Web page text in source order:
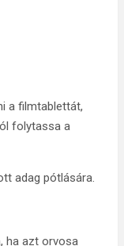
a filmtablettát,
folytassa a
adag pótlására.
ha azt orvosa